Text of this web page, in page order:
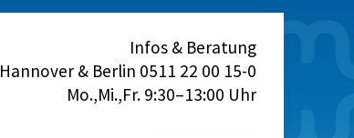
Infos & Beratung
Hannover & Berlin 0511 22 00 15-0
Mo.,Mi.,Fr. 9:30–13:00 Uhr